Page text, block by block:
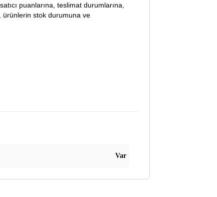
puanlarına, teslimat durumlarına,
ürünlerin stok durumuna ve
Var